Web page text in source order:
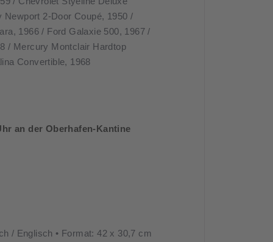
2-Door Coupé, 1950 /
1966 / Ford Galaxie 500, 1967 /
/ Mercury Montclair Hardtop
Convertible, 1968
an der Oberhafen-Kantine
/ Englisch • Format: 42 x 30,7 cm